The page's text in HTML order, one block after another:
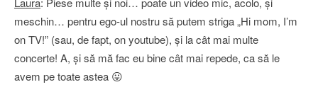
meschin… pentru ego-ul nostru să putem striga „Hi mom, I’m
on TV!” (sau, de fapt, on youtube), şi la cât mai multe
concerte! A, şi să mă fac eu bine cât mai repede, ca să le
avem pe toate astea 😛